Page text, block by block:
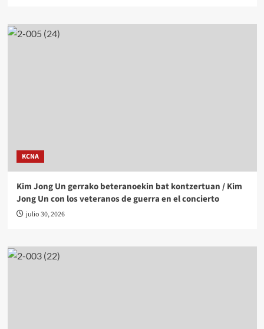
KCNA
Kim Jong Un gerrako beteranoekin bat kontzertuan / Kim
Jong Un con los veteranos de guerra en el concierto
julio 30, 2026